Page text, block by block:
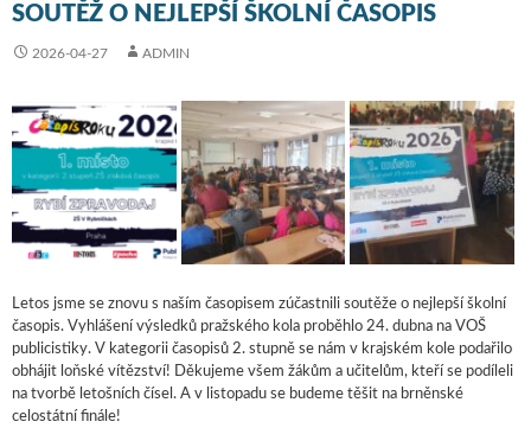
SOUTĚŽ O NEJLEPŠÍ ŠKOLNÍ ČASOPIS
2026-04-27 ADMIN
Letos jsme se znovu s naším časopisem zúčastnili soutěže o nejlepší školní
časopis. Vyhlášení výsledků pražského kola proběhlo 24. dubna na VOŠ
publicistiky. V kategorii časopisů 2. stupně se nám v krajském kole podařilo
obhájit loňské vítězství! Děkujeme všem žákům a učitelům, kteří se podíleli
na tvorbě letošních čísel. A v listopadu se budeme těšit na brněnské
celostátní finále!